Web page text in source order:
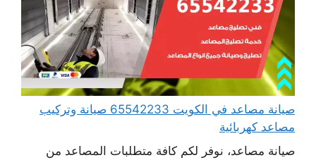
صيانة مصاعد في الكويت 65542233 صيانة وتركيب
مصاعد كهربائية
صيانة مصاعد، نوفر لكم كافة متطلبات المصاعد من